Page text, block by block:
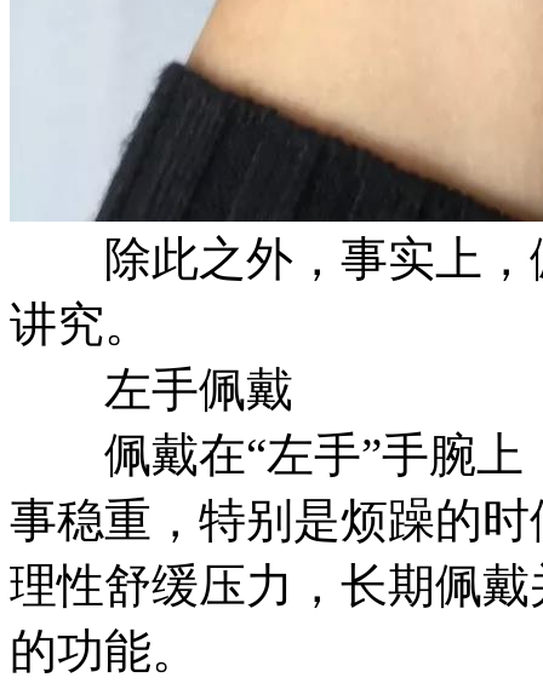
除此之外，事实上，
讲究。
左手佩戴
佩戴在“左手”手腕上
事稳重，特别是烦躁的
理性舒缓压力，长期佩
的功能。